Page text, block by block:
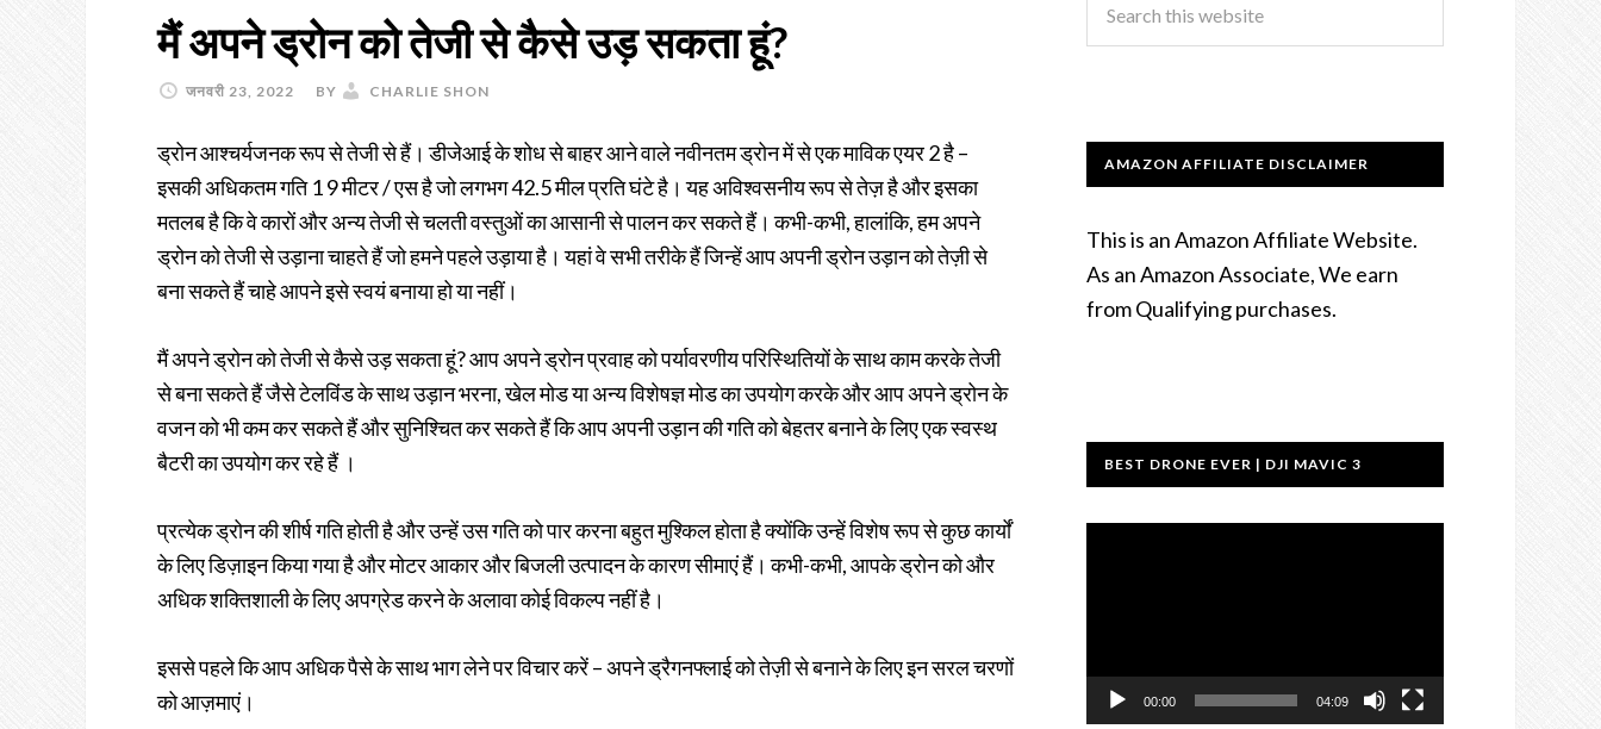
मैं अपने ड्रोन को तेजी से कैसे उड़ सकता हूं?
जनवरी 23, 2022 BY CHARLIE SHON
ड्रोन आश्चर्यजनक रूप से तेजी से हैं। डीजेआई के शोध से बाहर आने वाले नवीनतम ड्रोन में से एक माविक एयर 2 है –
इसकी अधिकतम गति 1 9 मीटर / एस है जो लगभग 42.5 मील प्रति घंटे है। यह अविश्वसनीय रूप से तेज़ है और इसका
मतलब है कि वे कारों और अन्य तेजी से चलती वस्तुओं का आसानी से पालन कर सकते हैं। कभी-कभी, हालांकि, हम अपने
ड्रोन को तेजी से उड़ाना चाहते हैं जो हमने पहले उड़ाया है। यहां वे सभी तरीके हैं जिन्हें आप अपनी ड्रोन उड़ान को तेज़ी से
बना सकते हैं चाहे आपने इसे स्वयं बनाया हो या नहीं।
मैं अपने ड्रोन को तेजी से कैसे उड़ सकता हूं? आप अपने ड्रोन प्रवाह को पर्यावरणीय परिस्थितियों के साथ काम करके तेजी
से बना सकते हैं जैसे टेलविंड के साथ उड़ान भरना, खेल मोड या अन्य विशेषज्ञ मोड का उपयोग करके और आप अपने ड्रोन के
वजन को भी कम कर सकते हैं और सुनिश्चित कर सकते हैं कि आप अपनी उड़ान की गति को बेहतर बनाने के लिए एक स्वस्थ
बैटरी का उपयोग कर रहे हैं ।
प्रत्येक ड्रोन की शीर्ष गति होती है और उन्हें उस गति को पार करना बहुत मुश्किल होता है क्योंकि उन्हें विशेष रूप से कुछ कार्यों
के लिए डिज़ाइन किया गया है और मोटर आकार और बिजली उत्पादन के कारण सीमाएं हैं। कभी-कभी, आपके ड्रोन को और
अधिक शक्तिशाली के लिए अपग्रेड करने के अलावा कोई विकल्प नहीं है।
इससे पहले कि आप अधिक पैसे के साथ भाग लेने पर विचार करें – अपने ड्रैगनफ्लाई को तेज़ी से बनाने के लिए इन सरल चरणों
को आज़माएं।
AMAZON AFFILIATE DISCLAIMER
This is an Amazon Affiliate Website.
As an Amazon Associate, We earn
from Qualifying purchases.
BEST DRONE EVER | DJI MAVIC 3
00:00 04:09